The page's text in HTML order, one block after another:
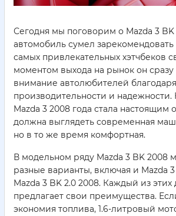
Сегодня мы поговорим о Mazda 3 BK
автомобиль сумел зарекомендовать
самых привлекательных хэтчбеков
моментом выхода на рынок он
внимание автолюбителей
производительности и
Mazda 3 2008 года стала настоящим
должна выглядеть современная
но в то же время комфортная.
В модельном ряду Mazda 3 BK 2008
разные варианты, включая и Mazda 3
Mazda 3 BK 2.0 2008. Каждый из этих
предлагает свои преимущества.
экономия топлива, 1.6-литровый